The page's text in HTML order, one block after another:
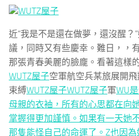
WUTZ屋子
近“我是不是還在做夢，還沒醒？
議，同時又有些慶幸。難日，，
那張青春美麗的臉龐。看著這樣
WUTZ屋子空軍航空兵某旅展開飛
束縛WUTZ屋子WUTZ屋子軍WU
母親的衣袖，所有的心思都在向
掌握得更加謹慎。如果有一天她
那隻能怪自己的命運了。Z也因